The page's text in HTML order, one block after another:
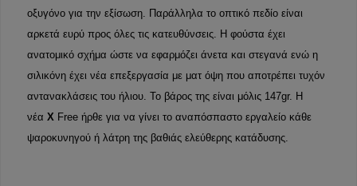
οξυγόνο για την εξίσωση. Παράλληλα το οπτικό πεδίο είναι
αρκετά ευρύ προς όλες τις κατευθύνσεις. Η φούστα έχει
ανατομικό σχήμα ώστε να εφαρμόζει άνετα και στεγανά ενώ η
σιλικόνη έχει νέα επεξεργασία με ματ όψη που αποτρέπει τυχόν
αντανακλάσεις του ήλιου. Το βάρος της είναι μόλις 147gr. Η
νέα X Free ήρθε για να γίνει το αναπόσπαστο εργαλείο κάθε
ψαροκυνηγού ή λάτρη της βαθιάς ελεύθερης κατάδυσης.